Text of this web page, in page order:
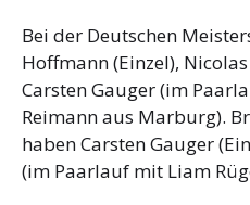
Bei der Deutschen
Hoffmann (Einzel),
Carsten Gauger (im
Reimann aus Marburg).
haben Carsten Gauger
(im Paarlauf mit Liam